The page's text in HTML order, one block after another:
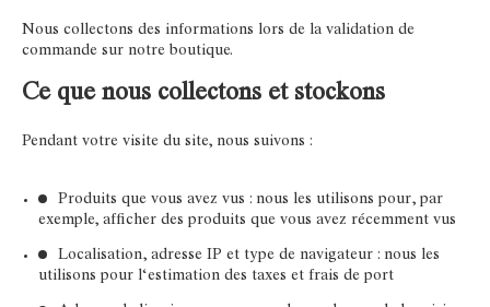
Nous collectons des informations lors de la validation de
commande sur notre boutique.
Ce que nous collectons et stockons
Pendant votre visite du site, nous suivons :
Produits que vous avez vus : nous les utilisons pour, par
exemple, afficher des produits que vous avez récemment vus
Localisation, adresse IP et type de navigateur : nous les
utilisons pour l‘estimation des taxes et frais de port